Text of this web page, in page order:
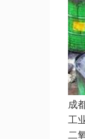
成
工
二